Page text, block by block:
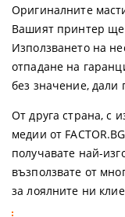
Оригиналните
Вашият принтер ще
Използването на
отпадане на
без значение,
От друга страна, с
медии от
получавате най-
възползвате от
за лоялните ни